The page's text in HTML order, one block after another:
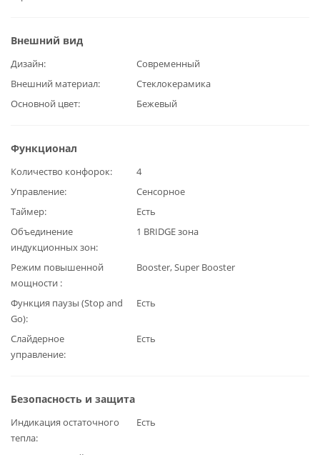
Внешний вид
Дизайн
Современный
Внешний материал
Стеклокерамика
Основной цвет
Бежевый
Функционал
Количество конфорок
4
Управление
Сенсорное
Таймер
Есть
Объединение
индукционных зон
1 BRIDGE зона
Режим повышенной
мощности
Booster, Super Booster
Функция паузы (Stop and
Go)
Есть
Слайдерное
управление
Есть
Безопасность и защита
Индикация остаточного
тепла
Есть